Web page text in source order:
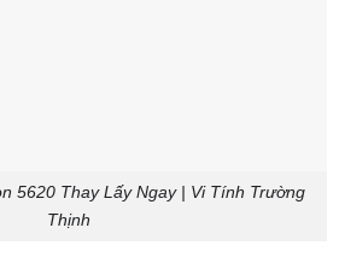
5620 Thay Lấy Ngay | Vi Tính Trường
Thịnh